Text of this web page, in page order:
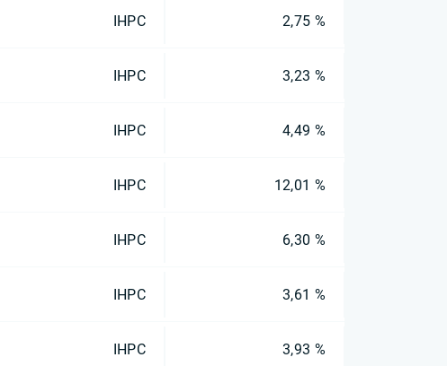
IHPC 2,75 %
IHPC 3,23 %
IHPC 4,49 %
IHPC 12,01 %
IHPC 6,30 %
IHPC 3,61 %
IHPC 3,93 %